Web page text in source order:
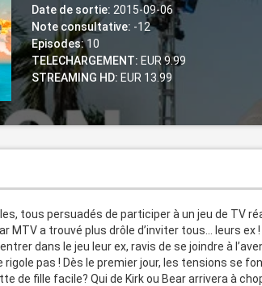
Date de sortie: 2015-09-06
Note consultative: -12
Episodes:10
TELECHARGEMENT: EUR 9.99
STREAMING HD: EUR 13.99
tous persuadés de participer à un jeu de TV
MTV a trouvé plus drôle d’inviter tous… leurs ex
dans le jeu leur ex, ravis de se joindre à
pas ! Dès le premier jour, les tensions se
de fille facile? Qui de Kirk ou Bear arrivera à